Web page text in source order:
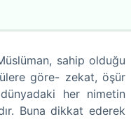
sahip olduğu
göre- zekat, öşür
her nimetin
Buna dikkat ederek